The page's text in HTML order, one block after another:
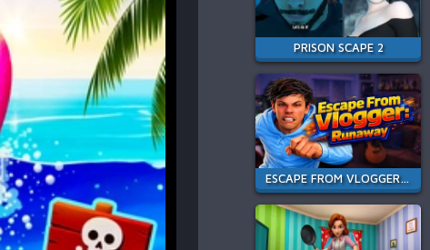
PRISON SCAPE 2
ESCAPE FROM VLOGGER: RUNAWAY